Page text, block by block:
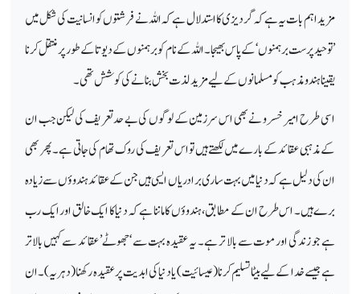
مزید اہم بات یہ ہے کہ گردیزی کا استدلال ہے کہ اللہ نے فرشتوں کو انسانیت کی شکل میں
’توحید پرست برہمنوں‘ کے پاس بھیجا۔ اللہ کے نام کو برہمنوں کے دیوتا کے طور پر منتقل کرنا
یقینا ہندو مذہب کو مسلمانوں کے لیے مزید لذت بخش بنانے کی کوشش تھی۔
اسی طرح امیر خسرو نے بھی اس سرزمین کے لوگوں کی بے حد تعریف کی لیکن جب ان
کے مذہبی عقائد کے بارے میں لکھتے ہیں تو اس تعریف کی روک تھام کی جاتی ہے۔ پھر بھی
ان کی دلیل ہے کہ دنیا میں بہت ساری برادریاں ایسی ہیں جن کے عقائد ہندوؤں سے زیادہ
برے ہیں۔ اس طرح ان کے مطابق، ہندوؤں کا ماننا ہے کہ دنیا کا ایک خالق اور ایک رب
ہے جو زندگی اور موت سے بالا تر ہے ۔ یہ عقیدہ بہت سے ‘جھوٹے’ عقائد سے کہیں بالاتر
ہے جیسے خدا کے لیے بیٹا تسلیم کرنا (عیسائیت) یا دنیا کی ابدیت پر عقیدہ رکھنا (دہریہ)۔ ان